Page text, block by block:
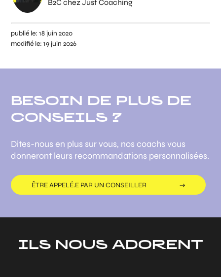
B2C chez Just Coaching
publié le:18 juin 2020
modifié le:19 juin 2026
BESOIN DE PLUS DE
CONSEILS ?
Dites-nous en plus sur vous, nos coachs vous
donneront leurs recommandations personnalisées.
ÊTRE APPELÉ.E PAR UN CONSEILLER
ILS NOUS ADORENT